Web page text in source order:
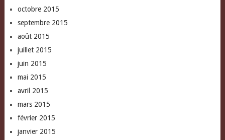
octobre 2015
septembre 2015
août 2015
juillet 2015
juin 2015
mai 2015
avril 2015
mars 2015
février 2015
janvier 2015